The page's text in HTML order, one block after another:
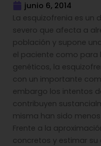
junio 6, 2014
La esquizofrenia es un
severo que afecta a
población y supone
el paciente como para
genéticos, la
con un importante
embargo los intentos
contribuyen
misma han sido
Frente a la
concretos y estimar